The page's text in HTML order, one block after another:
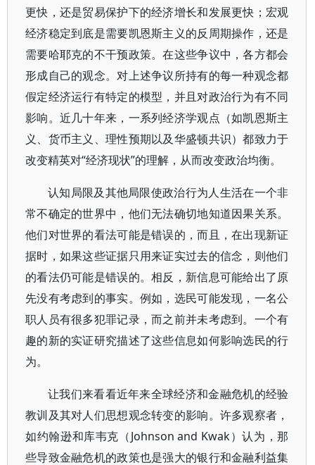
更快，还是贸易保护下的经济增长和发展更快；宏观
经济稳定到底是需要凯恩斯主义的反周期操作，还是
需要哈耶克的不干预政策。在这些争议中，各方都会
形成自己的观念。对上述争议所持有的每一种观念都
假定经济运行有特定的模型，并且对政治行为有不同
影响。近几十年来，一系列经济学观点（如凯恩斯主
义、货币主义、理性预期以及华盛顿共识）都致力于
改变精英对“经济现状”的理解，从而改变政治均衡。
认知局限及其他局限使政治行为人生活在一个非
常不确定的世界中，他们无法确切地知道因果关系。
他们对世界的看法可能是错误的，而且，在出现新证
据时，如果这些证据只用来证实过去的信念，则他们
的看法仍可能是错误的。相反，新信息可能给出了原
先没有考虑到的事实。例如，选民可能发现，一名公
职人员有很多犯罪记录，而之前并未考虑到。一个有
趣的新的实证研究描述了这些信息如何影响选民的行
为。
让我们来看看近年来全球经济和金融危机的经验
教训及其对人们思想观念转变的影响。许多观察者，
如约翰逊和库韦克（Johnson and Kwak）认为，那
些导致金融危机的政策也是强大的银行和金融利益集